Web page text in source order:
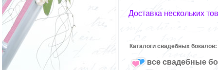
Доставка нескольких
Каталоги свадебных бокалов:
все свадебные